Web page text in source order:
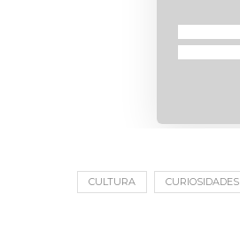
CULTURA CURIOSIDADES